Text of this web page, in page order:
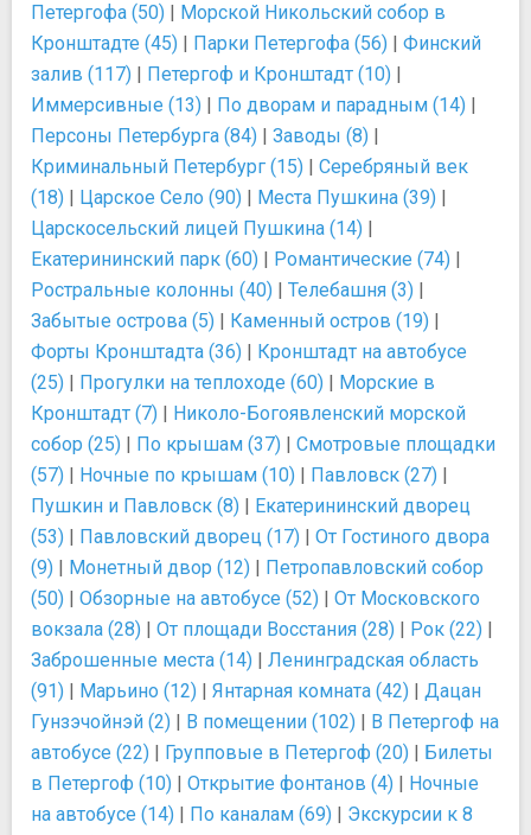
Петергофа (50) | Морской Никольский собор в
Кронштадте (45) | Парки Петергофа (56) | Финский
залив (117) | Петергоф и Кронштадт (10) |
Иммерсивные (13) | По дворам и парадным (14) |
Персоны Петербурга (84) | Заводы (8) |
Криминальный Петербург (15) | Серебряный век
(18) | Царское Село (90) | Места Пушкина (39) |
Царскосельский лицей Пушкина (14) |
Екатерининский парк (60) | Романтические (74) |
Ростральные колонны (40) | Телебашня (3) |
Забытые острова (5) | Каменный остров (19) |
Форты Кронштадта (36) | Кронштадт на автобусе
(25) | Прогулки на теплоходе (60) | Морские в
Кронштадт (7) | Николо-Богоявленский морской
собор (25) | По крышам (37) | Смотровые площадки
(57) | Ночные по крышам (10) | Павловск (27) |
Пушкин и Павловск (8) | Екатерининский дворец
(53) | Павловский дворец (17) | От Гостиного двора
(9) | Монетный двор (12) | Петропавловский собор
(50) | Обзорные на автобусе (52) | От Московского
вокзала (28) | От площади Восстания (28) | Рок (22) |
Заброшенные места (14) | Ленинградская область
(91) | Марьино (12) | Янтарная комната (42) | Дацан
Гунзэчойнэй (2) | В помещении (102) | В Петергоф на
автобусе (22) | Групповые в Петергоф (20) | Билеты
в Петергоф (10) | Открытие фонтанов (4) | Ночные
на автобусе (14) | По каналам (69) | Экскурсии к 8